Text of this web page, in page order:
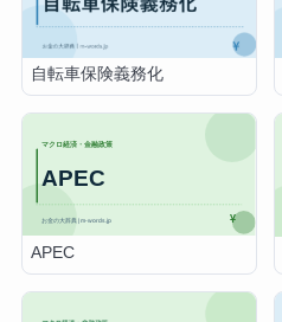
自転車保険義務化
APEC